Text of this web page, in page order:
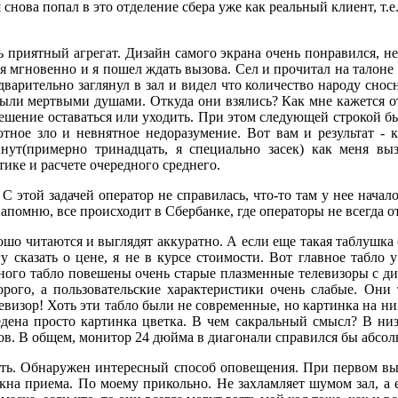
попал в это отделение сбера уже как реальный клиент,
приятный агрегат. Дизайн самого экрана очень
и я пошел ждать вызова. Сел и прочитал на
заглянул в зал и видел что количество народу
мертвыми душами. Откуда они взялись? Как мне
оставаться или уходить. При этом следующей
зло и невнятное недоразумение. Вот вам и
тринадцать, я специально засек) как меня
и расчете очередного среднего.
задачей оператор не справилась, что-то там у нее
все происходит в Сбербанке, где операторы не всегда
читаются и выглядят аккуратно. А если еще такая
о цене, я не в курсе стоимости. Вот главное табло
табло повешены очень старые плазменные телевизоры
а пользовательские характеристики очень слабые.
Хоть эти табло были не современные, но картинка на
просто картинка цветка. В чем сакральный смысл? В
В общем, монитор 24 дюйма в диагонали справился бы
Обнаружен интересный способ оповещения. При первом
приема. По моему прикольно. Не захламляет шумом зал, а